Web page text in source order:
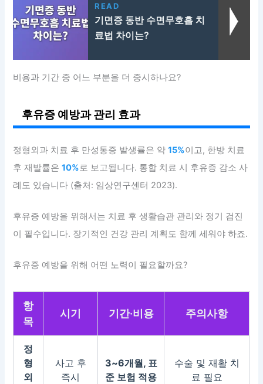
READ
기면증 동반 수면무호흡 치
료법 차이는?
비용과 기간 중 어느 부분을 더 중시하나요?
후유증 예방과 관리 효과
정형외과 치료 후 만성통증 발생률은 약15%이고, 한방 치료
후 재발률은10%로 보고됩니다. 통합 치료 시 후유증 감소 사
례도 있습니다 (출처: 임상연구센터 2023).
후유증 예방을 위해서는 치료 후 생활습관 관리와 정기 검진
이 필수입니다. 장기적인 건강 관리 계획도 함께 세워야 하죠.
후유증 예방을 위해 어떤 노력이 필요할까요?
항
목
시기 기간·비용 주의사항
정
형
외
사고 후
즉시
3~6개월, 표
준 보험 적용
수술 및 재활 치
료 필요